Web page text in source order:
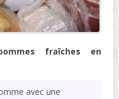
fraîches en
avec une